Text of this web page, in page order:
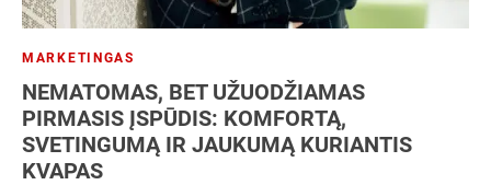
MARKETINGAS
NEMATOMAS, BET UŽUODŽIAMAS
PIRMASIS ĮSPŪDIS: KOMFORTĄ,
SVETINGUMĄ IR JAUKUMĄ KURIANTIS
KVAPAS